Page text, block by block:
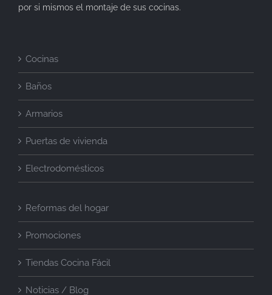
por si mismos el montaje de sus cocinas.
Cocinas
Baños
Armarios
Puertas de vivienda
Electrodomésticos
Reformas del hogar
Promociones
Tiendas Cocina Fácil
Noticias / Blog